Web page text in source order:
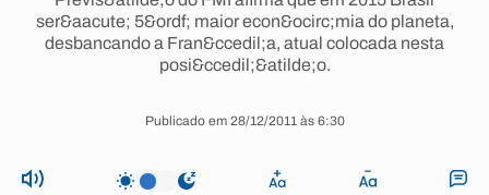
ser&aacute; 5&ordf; maior econ&ocirc;mia do planeta,
desbancando a Fran&ccedil;a, atual colocada nesta
posi&ccedil;&atilde;o.
Publicado em 28/12/2011 às 6:30